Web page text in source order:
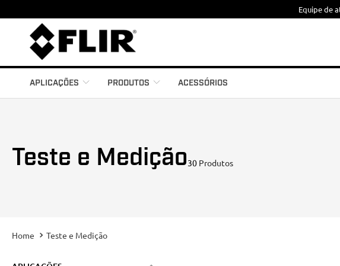
APLICAÇÕES PRODUTOS ACESSÓRIOS
Teste e Medição30 Produtos
Teste e Medição